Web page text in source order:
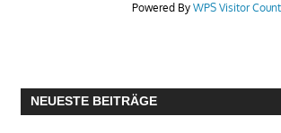
Powered By WPS Visitor
NEUESTE BEITRÄGE